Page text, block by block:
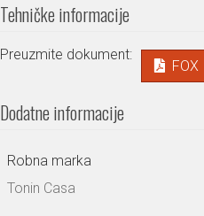
Tehničke informacije
Preuzmite dokument:
FOX
Dodatne informacije
Robna marka
Tonin Casa